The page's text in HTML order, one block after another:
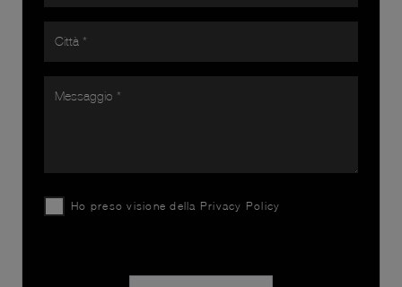
Ho preso visione della Privacy Policy